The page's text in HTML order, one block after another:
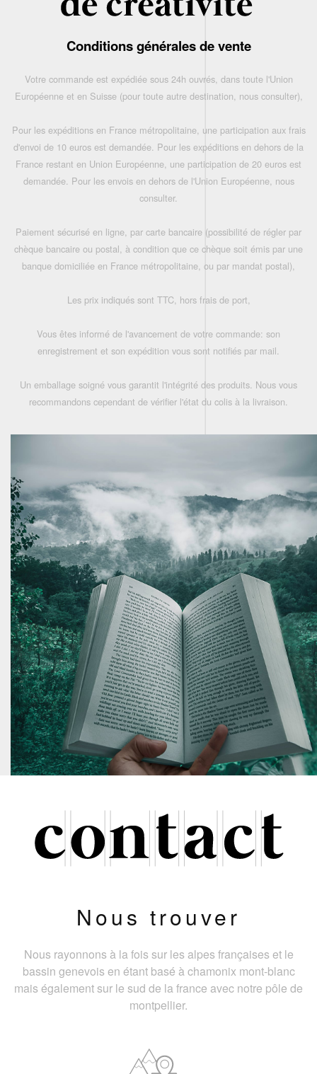
Conditions générales de vente
Votre commande est expédiée sous 24h ouvrés, dans toute l'Union
Européenne et en Suisse (pour toute autre destination, nous consulter),
Pour les expéditions en France métropolitaine, une participation aux frais
d'envoi de 10 euros est demandée. Pour les expéditions en dehors de la
France restant en Union Européenne, une participation de 20 euros est
demandée. Pour les envois en dehors de l'Union Européenne, nous
consulter.
Paiement sécurisé en ligne, par carte bancaire (possibilité de régler par
chèque bancaire ou postal, à condition que ce chèque soit émis par une
banque domiciliée en France métropolitaine, ou par mandat postal),
Les prix indiqués sont TTC, hors frais de port,
Vous êtes informé de l'avancement de votre commande: son
enregistrement et son expédition vous sont notifiés par mail.
Un emballage soigné vous garantit l'intégrité des produits. Nous vous
recommandons cependant de vérifier l'état du colis à la livraison.
Nous trouver
Nous rayonnons à la fois sur les alpes françaises et le
bassin genevois en étant basé à chamonix mont-blanc
mais également sur le sud de la france avec notre pôle de
montpellier.